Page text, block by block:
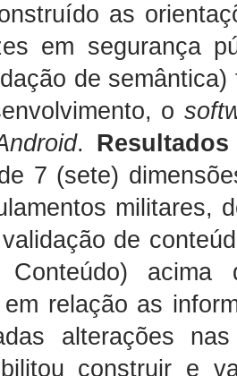
as
em segurança
de
o
.
7 (sete)
militares,
de
Conteúdo) acima
relação as
alterações
construir e